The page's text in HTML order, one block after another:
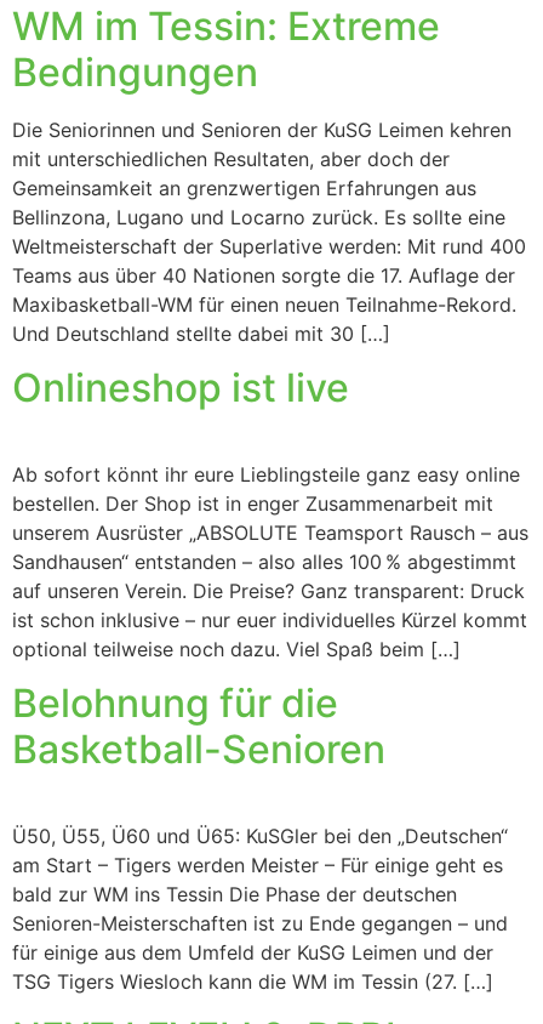
WM im Tessin: Extreme
Bedingungen
Die Seniorinnen und Senioren der KuSG Leimen kehren
mit unterschiedlichen Resultaten, aber doch der
Gemeinsamkeit an grenzwertigen Erfahrungen aus
Bellinzona, Lugano und Locarno zurück. Es sollte eine
Weltmeisterschaft der Superlative werden: Mit rund 400
Teams aus über 40 Nationen sorgte die 17. Auflage der
Maxibasketball-WM für einen neuen Teilnahme-Rekord.
Und Deutschland stellte dabei mit 30 […]
Onlineshop ist live
Ab sofort könnt ihr eure Lieblingsteile ganz easy online
bestellen. Der Shop ist in enger Zusammenarbeit mit
unserem Ausrüster „ABSOLUTE Teamsport Rausch – aus
Sandhausen“ entstanden – also alles 100 % abgestimmt
auf unseren Verein. Die Preise? Ganz transparent: Druck
ist schon inklusive – nur euer individuelles Kürzel kommt
optional teilweise noch dazu. Viel Spaß beim […]
Belohnung für die
Basketball-Senioren
Ü50, Ü55, Ü60 und Ü65: KuSGler bei den „Deutschen“
am Start – Tigers werden Meister – Für einige geht es
bald zur WM ins Tessin Die Phase der deutschen
Senioren-Meisterschaften ist zu Ende gegangen – und
für einige aus dem Umfeld der KuSG Leimen und der
TSG Tigers Wiesloch kann die WM im Tessin (27. […]